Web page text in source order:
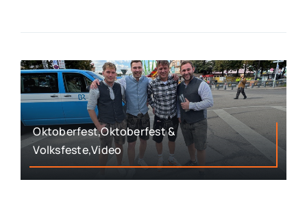
Oktoberfest,Oktoberfest &
Volksfeste,Video